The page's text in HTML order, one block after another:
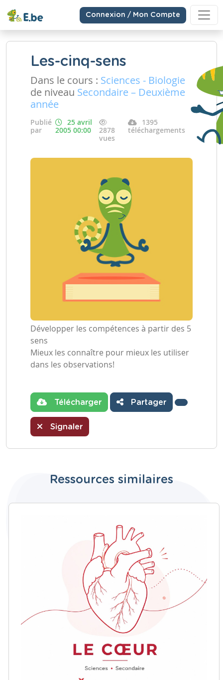
Connexion / Mon Compte
Les-cinq-sens
Dans le cours : Sciences - Biologie
de niveau Secondaire – Deuxième
année
Publié
par
25 avril
2005 00:00
2878
vues
1395
téléchargements
Développer les compétences à partir des 5
sens
Mieux les connaître pour mieux les utiliser
dans les observations!
Télécharger Partager
Signaler
Ressources similaires